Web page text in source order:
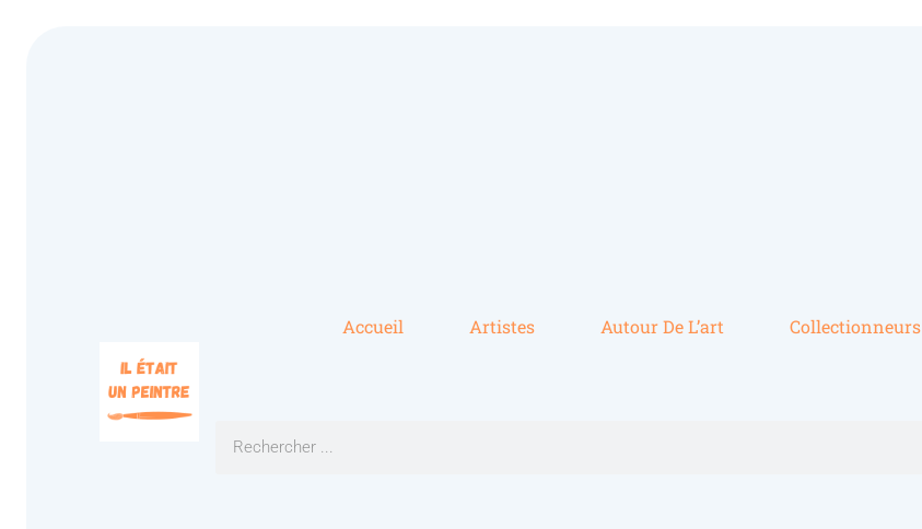
Accueil Artistes Autour De L’art Collectionneurs